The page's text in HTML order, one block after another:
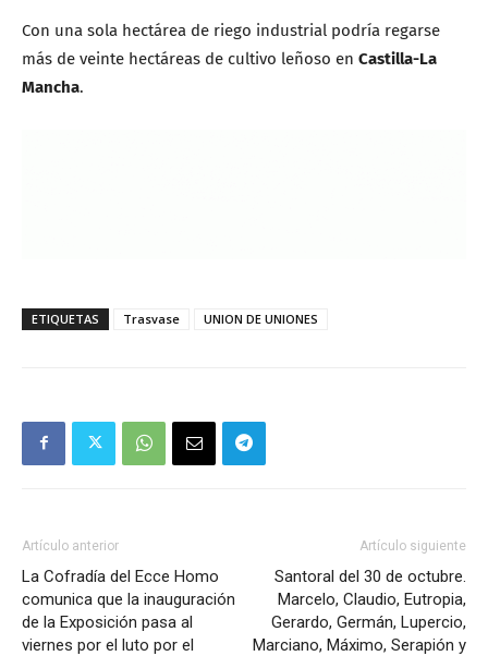
Con una sola hectárea de riego industrial podría regarse
más de veinte hectáreas de cultivo leñoso en Castilla-La
Mancha.
ETIQUETAS Trasvase UNION DE UNIONES
Artículo anterior
La Cofradía del Ecce Homo
comunica que la inauguración
de la Exposición pasa al
viernes por el luto por el
Artículo siguiente
Santoral del 30 de octubre.
Marcelo, Claudio, Eutropia,
Gerardo, Germán, Lupercio,
Marciano, Máximo, Serapión y